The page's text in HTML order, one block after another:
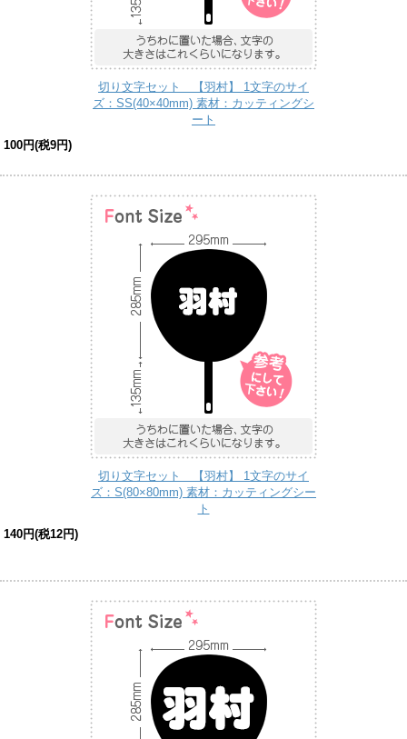
切り文字セット 【羽村】 1文字のサイ
ズ：SS(40×40mm) 素材：カッティングシ
ート
100円(税9円)
切り文字セット 【羽村】 1文字のサイ
ズ：S(80×80mm) 素材：カッティングシー
ト
140円(税12円)